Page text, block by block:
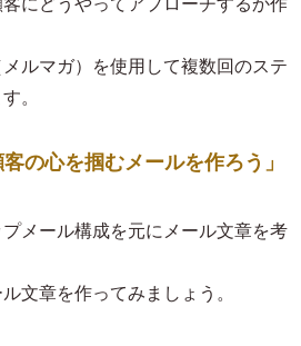
にどうやってアプローチするか作
ルマガ）を使用して複数回のステ
。
の心を掴むメールを作ろう」
メール構成を元にメール文章を考
文章を作ってみましょう。